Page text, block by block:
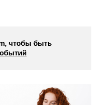
чтобы быть